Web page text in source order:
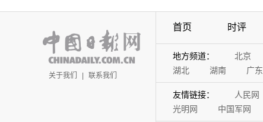
关于我们 | 联系我们
首页 时评
地方频道： 北京
湖北
湖南 广东
友情链接： 人民网
光明网
中国军网